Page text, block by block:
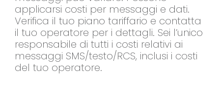
applicarsi costi per messaggi e dati.
Verifica il tuo piano tariffario e contatta
il tuo operatore per i dettagli. Sei l’unico
responsabile di tutti i costi relativi ai
messaggi SMS/testo/RCS, inclusi i costi
del tuo operatore.